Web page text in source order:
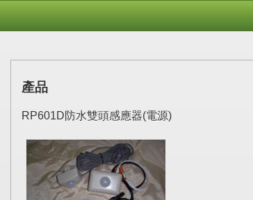
產品
RP601D防水雙頭感應器(電源)